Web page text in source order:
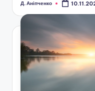
Опубліковано
Д. Аніпченко